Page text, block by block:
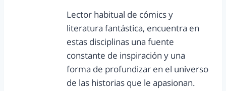
Lector habitual de cómics y
literatura fantástica, encuentra en
estas disciplinas una fuente
constante de inspiración y una
forma de profundizar en el universo
de las historias que le apasionan.